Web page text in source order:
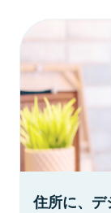
住所に、デ